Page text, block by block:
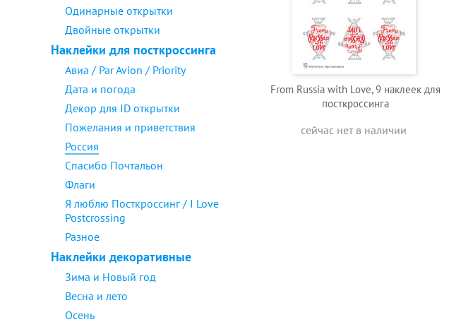
Одинарные открытки
Двойные открытки
Наклейки для посткроссинга
Авиа / Par Avion / Priority
Дата и погода
Декор для ID открытки
Пожелания и приветствия
Россия
Спасибо Почтальон
Флаги
Я люблю Посткроссинг / I Love
Postcrossing
Разное
Наклейки декоративные
Зима и Новый год
Весна и лето
Осень
From Russia with Love, 9 наклеек для
посткроссинга
сейчас нет в наличии